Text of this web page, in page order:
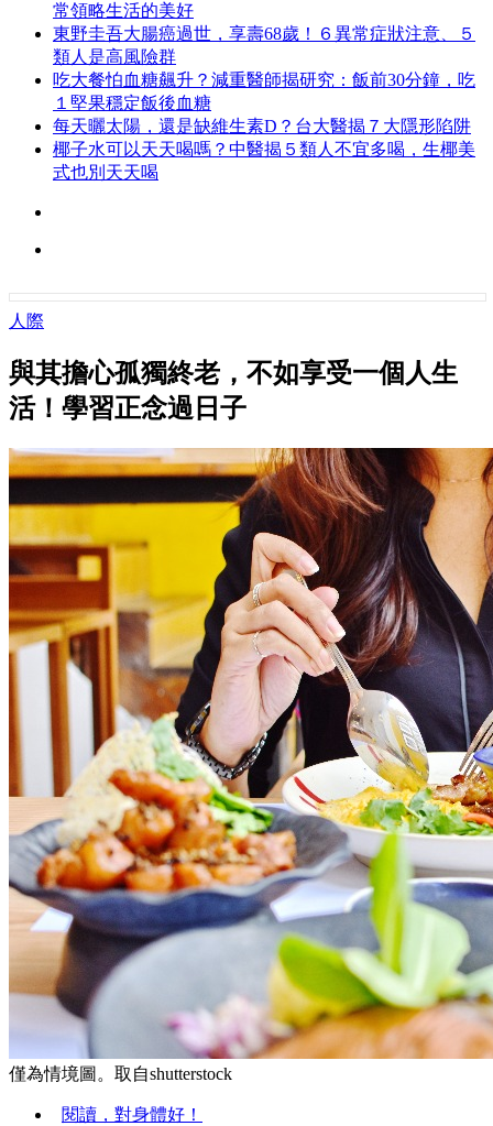
常領略生活的美好
東野圭吾大腸癌過世，享壽68歲！６異常症狀注意、５
類人是高風險群
吃大餐怕血糖飆升？減重醫師揭研究：飯前30分鐘，吃
１堅果穩定飯後血糖
每天曬太陽，還是缺維生素D？台大醫揭７大隱形陷阱
椰子水可以天天喝嗎？中醫揭５類人不宜多喝，生椰美
式也別天天喝
人際
與其擔心孤獨終老，不如享受一個人生
活！學習正念過日子
僅為情境圖。取自shutterstock
閱讀，對身體好！